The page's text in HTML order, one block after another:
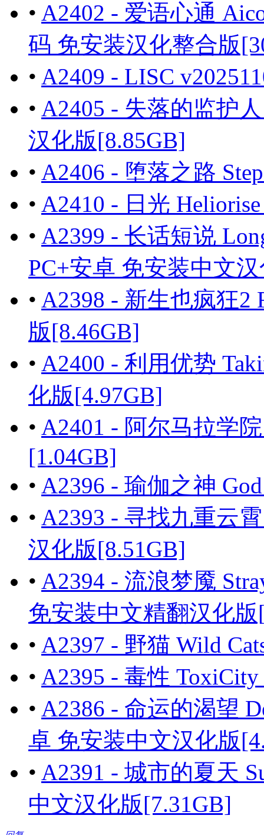
• A2402 - 爱语心通
码 免安装汉化整合版
• A2409 - LISC
• A2405 - 失落的监护
汉化版[8.85GB]
• A2406 - 堕落之路
• A2410 - 日光
• A2399 - 长话短说
PC+安卓 免安装中文
• A2398 - 新生也疯狂2
版[8.46GB]
• A2400 - 利用优势
化版[4.97GB]
• A2401 - 阿尔马拉学
[1.04GB]
• A2396 - 瑜伽之神
• A2393 - 寻找九重云
汉化版[8.51GB]
• A2394 - 流浪梦魇
免安装中文精翻汉化版
• A2397 - 野猫 Wild
• A2395 - 毒性
• A2386 - 命运的渴望
卓 免安装中文汉化版
• A2391 - 城市的夏天
中文汉化版[7.31GB]